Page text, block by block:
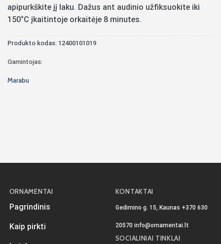
apipurkškite jį laku. Dažus ant audinio užfiksuokite iki
150°C įkaitintoje orkaitėje 8 minutes.
Produkto kodas: 12400101019
Gamintojas:
Marabu
ORNAMENTAI
Pagrindinis
Kaip pirkti
KONTAKTAI
Gedimino g. 15, Kaunas +370 630
20570 info@ornamentai.lt
SOCIALINIAI TINKLAI